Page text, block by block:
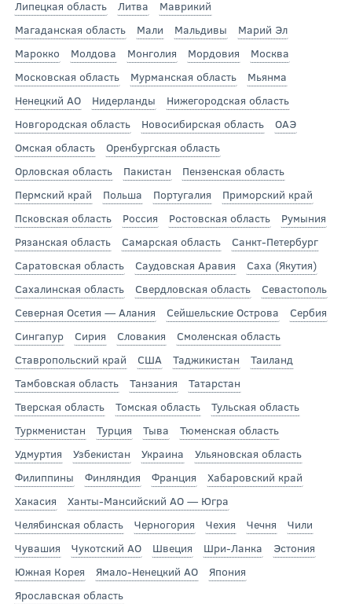
Липецкая область
Литва
Маврикий
Магаданская область
Мали Мальдивы
Марий Эл
Марокко
Молдова Монголия Мордовия
Москва
Московская область
Мурманская область
Мьянма
Ненецкий АО
Нидерланды
Нижегородская область
Новгородская область
Новосибирская область
ОАЭ
Омская область
Оренбургская область
Орловская область
Пакистан
Пензенская область
Пермский край
Польша Португалия
Приморский край
Псковская область
Россия Ростовская область
Румыния
Рязанская область
Самарская область
Санкт-Петербург
Саратовская область
Саудовская Аравия
Саха (Якутия)
Сахалинская область
Свердловская область
Севастополь
Северная Осетия — Алания
Сейшельские Острова
Сербия
Сингапур
Сирия Словакия
Смоленская область
Ставропольский край
США Таджикистан
Таиланд
Тамбовская область
Танзания
Татарстан
Тверская область
Томская область
Тульская область
Туркменистан
Турция Тыва
Тюменская область
Удмуртия
Узбекистан Украина
Ульяновская область
Филиппины
Финляндия Франция
Хабаровский край
Хакасия
Ханты-Мансийский АО — Югра
Челябинская область
Черногория Чехия Чечня
Чили
Чувашия
Чукотский АО Швеция Шри-Ланка
Эстония
Южная Корея
Ямало-Ненецкий АО
Япония
Ярославская область